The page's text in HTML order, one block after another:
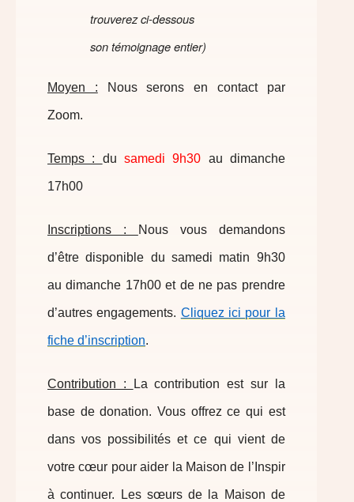
trouverez ci-dessous
son témoignage entier)
Moyen : Nous serons en contact par
Zoom.
Temps : du samedi 9h30 au dimanche
17h00
Inscriptions : Nous vous demandons
d’être disponible du samedi matin 9h30
au dimanche 17h00 et de ne pas prendre
d’autres engagements. Cliquez ici pour la
fiche d’inscription.
Contribution : La contribution est sur la
base de donation. Vous offrez ce qui est
dans vos possibilités et ce qui vient de
votre cœur pour aider la Maison de l’Inspir
à continuer. Les sœurs de la Maison de